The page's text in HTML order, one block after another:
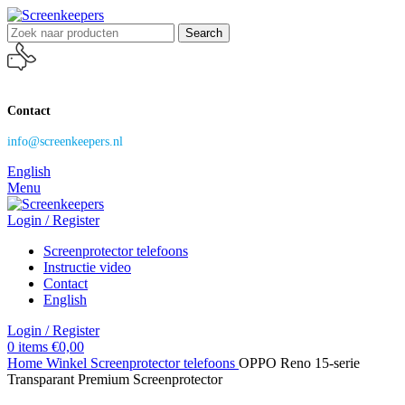
Search
Contact
info@screenkeepers.nl
English
Menu
Login / Register
Screenprotector telefoons
Instructie video
Contact
English
Login / Register
0 items €0,00
Home Winkel Screenprotector telefoons OPPO Reno 15-serie
Transparant Premium Screenprotector